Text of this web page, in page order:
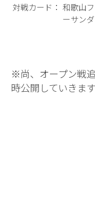
対戦カード： 和歌山
ーサン
※尚、オープン戦
時公開していきます